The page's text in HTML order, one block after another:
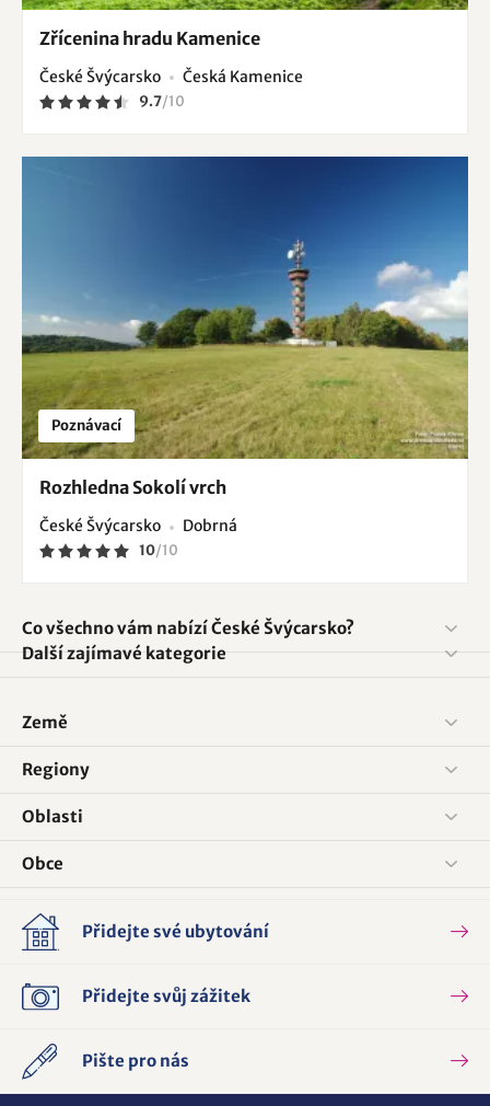
Zřícenina hradu Kamenice
České Švýcarsko Česká Kamenice
9.7/10
Poznávací
Rozhledna Sokolí vrch
České Švýcarsko Dobrná
10/10
Co všechno vám nabízí České Švýcarsko?
Další zajímavé kategorie
Země
Regiony
Oblasti
Obce
Přidejte své ubytování
Přidejte svůj zážitek
Pište pro nás